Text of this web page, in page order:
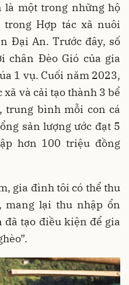
là một trong những hộ
Hợp tác xã nuôi
Đại An. Trước đây, số
chân Đèo Gió của gia
1 vụ. Cuối năm 2023,
và cải tạo thành 3 bể
trung bình mỗi con cá
sản lượng ước đạt 5
hơn 100 triệu đồng
gia đình tôi có thể thu
mang lại thu nhập ổn
tạo điều kiện để gia